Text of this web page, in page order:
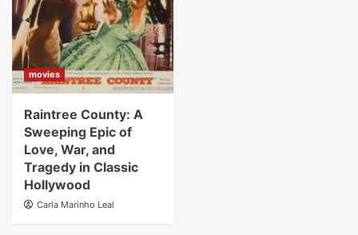
movies
Raintree County: A
Sweeping Epic of
Love, War, and
Tragedy in Classic
Hollywood
Carla Marinho Leal